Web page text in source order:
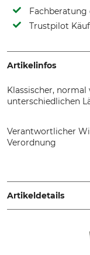
Fachberatung
Trustpilot
Artikelinfos
Klassischer,
unterschiedlichen
Verantwortlicher
Verordnung
Winsen, Germany,
Artikeldetails